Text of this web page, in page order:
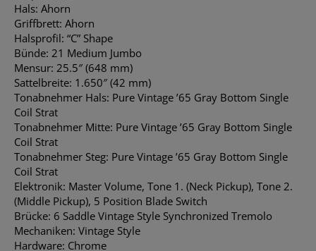
Hals: Ahorn
Griffbrett: Ahorn
Halsprofil: “C” Shape
Bünde: 21 Medium Jumbo
Mensur: 25.5″ (648 mm)
Sattelbreite: 1.650″ (42 mm)
Tonabnehmer Hals: Pure Vintage ’65 Gray Bottom Single
Coil Strat
Tonabnehmer Mitte: Pure Vintage ’65 Gray Bottom Single
Coil Strat
Tonabnehmer Steg: Pure Vintage ’65 Gray Bottom Single
Coil Strat
Elektronik: Master Volume, Tone 1. (Neck Pickup), Tone 2.
(Middle Pickup), 5 Position Blade Switch
Brücke: 6 Saddle Vintage Style Synchronized Tremolo
Mechaniken: Vintage Style
Hardware: Chrome